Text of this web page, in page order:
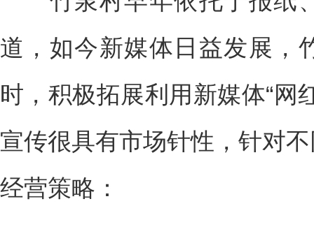
道，如今新媒体日益发展，
时，积极拓展利用新媒体“网
宣传很具有市场针性，针对
经营策略：